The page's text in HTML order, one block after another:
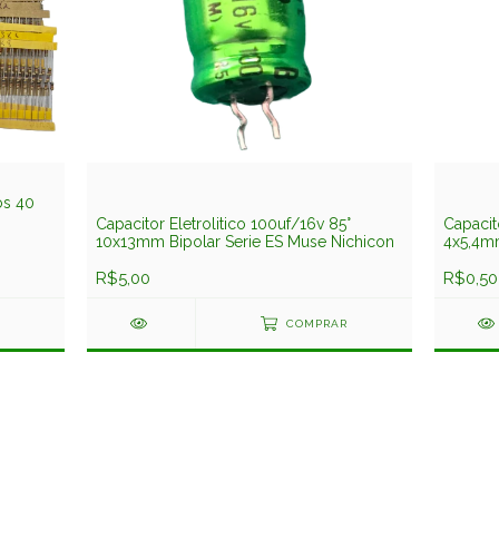
40
Capacitor Eletrolitico 100uf/16v 85°
10x13mm Bipolar Serie ES Muse Nichicon
R$5,00
COMPRAR
R$0,50